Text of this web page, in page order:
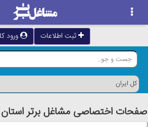
ثبت اطلاعات ورود
صفحات اختصاصی مشاغل برتر استان